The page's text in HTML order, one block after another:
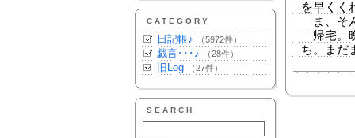
CATEGORY
日記帳♪ （5972件）
戯言･･･♪ （28件）
旧Log （27件）
SEARCH
を早くく
ま、そ
帰宅。
ち。まだ